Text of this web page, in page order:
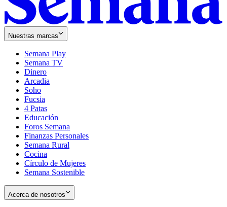
Nuestras marcas
Semana Play
Semana TV
Dinero
Arcadia
Soho
in
new
window
Fucsia
in
new
window
4 Patas
Educación
Foros Semana
Finanzas Personales
Semana Rural
Cocina
Círculo de Mujeres
Semana Sostenible
Acerca de nosotros